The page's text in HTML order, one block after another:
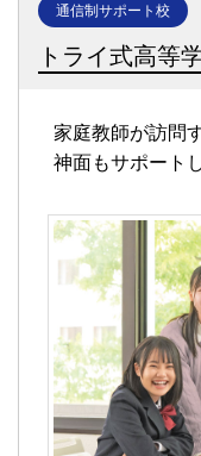
通信制サポート校
トライ式高等
家庭教師が訪問
神面もサポート